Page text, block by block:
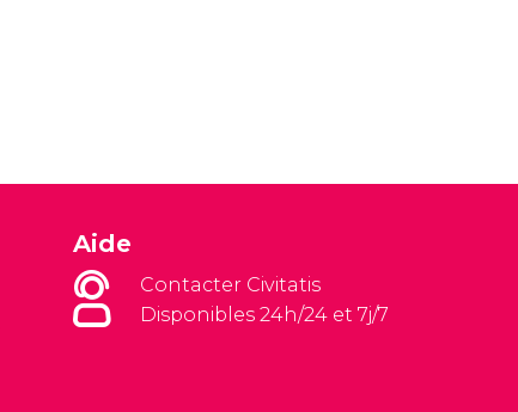
Aide
Contacter Civitatis
Disponibles 24h/24 et 7j/7